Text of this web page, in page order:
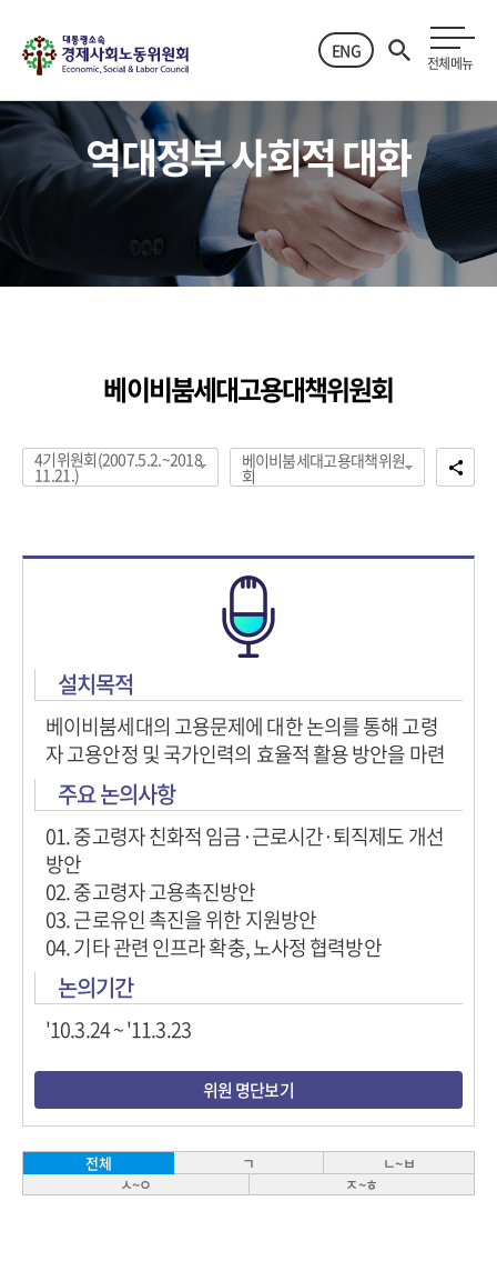
ENG
전체메뉴
역대정부 사회적 대화
베이비붐세대고용대책위원회
4기위원회(2007.5.2.~2018.
11.21.)
베이비붐세대고용대책위원
회
설치목적
베이비붐세대의 고용문제에 대한 논의를 통해 고령
자 고용안정 및 국가인력의 효율적 활용 방안을 마련
주요 논의사항
01. 중고령자 친화적 임금·근로시간·퇴직제도 개선
방안
02. 중고령자 고용촉진방안
03. 근로유인 촉진을 위한 지원방안
04. 기타 관련 인프라 확충, 노사정 협력방안
논의기간
'10.3.24 ~ '11.3.23
위원 명단보기
전체 ㄱ
ㄴ~ㅂ
ㅅ~ㅇ
ㅈ~ㅎ